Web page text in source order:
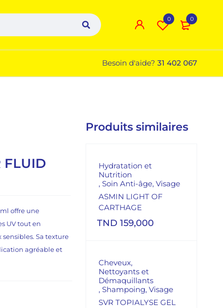
0
0
Besoin d'aide? 31 402 067
FLUID
offre une
UV tout en
Sa texture
agréable et
Produits similaires
Hydratation et
Nutrition
, Soin Anti-âge, Visage
ASMIN LIGHT OF
CARTHAGE
TND 159,000
Cheveux,
Nettoyants et
Démaquillants
, Shampoing, Visage
SVR TOPIALYSE GEL